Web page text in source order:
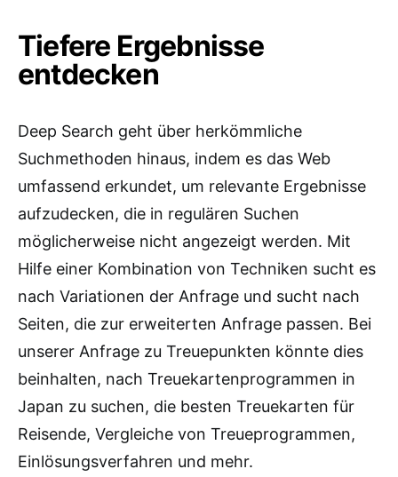
Tiefere Ergebnisse
entdecken
Deep Search geht über herkömmliche
Suchmethoden hinaus, indem es das Web
umfassend erkundet, um relevante Ergebnisse
aufzudecken, die in regulären Suchen
möglicherweise nicht angezeigt werden. Mit
Hilfe einer Kombination von Techniken sucht es
nach Variationen der Anfrage und sucht nach
Seiten, die zur erweiterten Anfrage passen. Bei
unserer Anfrage zu Treuepunkten könnte dies
beinhalten, nach Treuekartenprogrammen in
Japan zu suchen, die besten Treuekarten für
Reisende, Vergleiche von Treueprogrammen,
Einlösungsverfahren und mehr.